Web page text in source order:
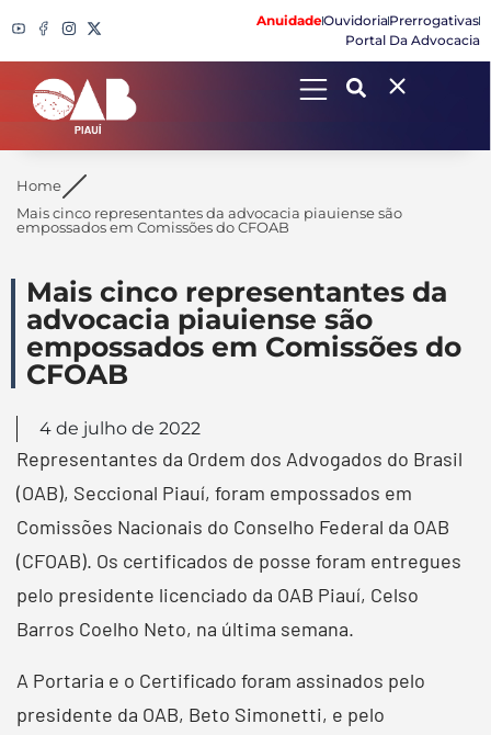
AnuidadeOuvidoriaPrerrogativas
Portal Da Advocacia
Search
Home
Mais cinco representantes da advocacia piauiense são
empossados em Comissões do CFOAB
Mais cinco representantes da
advocacia piauiense são
empossados em Comissões do
CFOAB
4 de julho de 2022
Representantes da Ordem dos Advogados do Brasil
(OAB), Seccional Piauí, foram empossados em
Comissões Nacionais do Conselho Federal da OAB
(CFOAB). Os certificados de posse foram entregues
pelo presidente licenciado da OAB Piauí, Celso
Barros Coelho Neto, na última semana.
A Portaria e o Certificado foram assinados pelo
presidente da OAB, Beto Simonetti, e pelo